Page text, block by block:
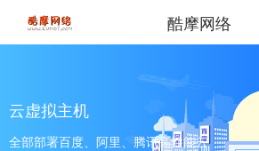
酷摩网络
主机
百度、阿里、腾讯高性能云